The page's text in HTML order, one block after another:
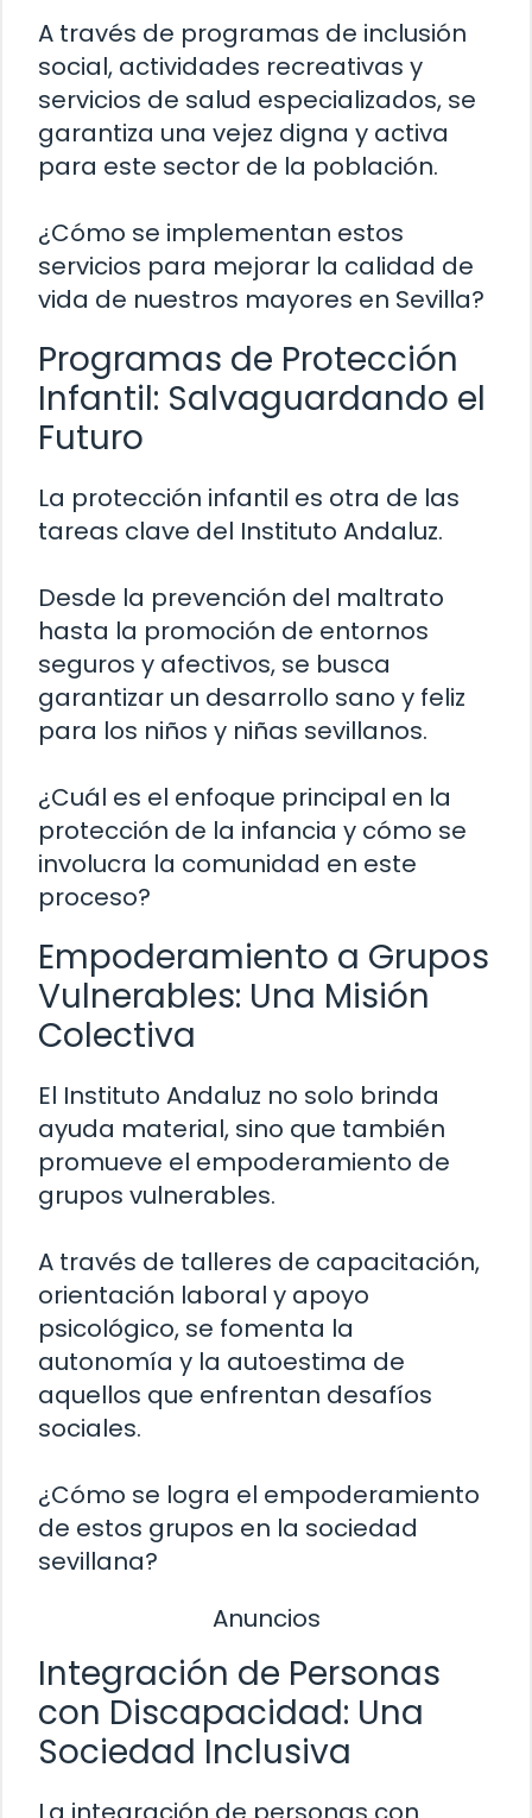
A través de programas de inclusión
social, actividades recreativas y
servicios de salud especializados, se
garantiza una vejez digna y activa
para este sector de la población.
¿Cómo se implementan estos
servicios para mejorar la calidad de
vida de nuestros mayores en Sevilla?
Programas de Protección
Infantil: Salvaguardando el
Futuro
La protección infantil es otra de las
tareas clave del Instituto Andaluz.
Desde la prevención del maltrato
hasta la promoción de entornos
seguros y afectivos, se busca
garantizar un desarrollo sano y feliz
para los niños y niñas sevillanos.
¿Cuál es el enfoque principal en la
protección de la infancia y cómo se
involucra la comunidad en este
proceso?
Empoderamiento a Grupos
Vulnerables: Una Misión
Colectiva
El Instituto Andaluz no solo brinda
ayuda material, sino que también
promueve el empoderamiento de
grupos vulnerables.
A través de talleres de capacitación,
orientación laboral y apoyo
psicológico, se fomenta la
autonomía y la autoestima de
aquellos que enfrentan desafíos
sociales.
¿Cómo se logra el empoderamiento
de estos grupos en la sociedad
sevillana?
Anuncios
Integración de Personas
con Discapacidad: Una
Sociedad Inclusiva